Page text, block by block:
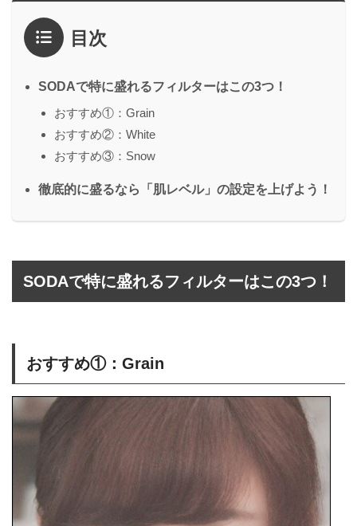
目次
SODAで特に盛れるフィルターはこの3つ！
おすすめ①：Grain
おすすめ②：White
おすすめ③：Snow
徹底的に盛るなら「肌レベル」の設定を上げよう！
SODAで特に盛れるフィルターはこの3つ！
おすすめ①：Grain